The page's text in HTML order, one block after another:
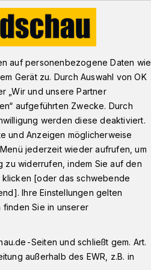
bringen
am 30.
Open-
auf personenbezogene Daten wie
Gerät zu. Durch Auswahl von OK
„Wir und unsere Partner
aufgeführten Zwecke. Durch
werden diese deaktiviert.
und Anzeigen möglicherweise
jederzeit wieder aufrufen, um
zu widerrufen, indem Sie auf den
klicken [oder das schwebende
Ihre Einstellungen gelten
finden Sie in unserer
Seiten und schließt gem. Art.
außerhalb des EWR, z.B. in